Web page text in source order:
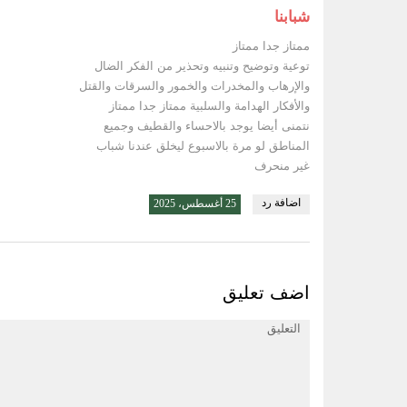
شبابنا
ممتاز جدا ممتاز
توعية وتوضيح وتنبيه وتحذير من الفكر الضال
والإرهاب والمخدرات والخمور والسرقات والقتل
والأفكار الهدامة والسلبية ممتاز جدا ممتاز
نتمنى أيضا يوجد بالاحساء والقطيف وجميع
المناطق لو مرة بالاسبوع ليخلق عندنا شباب
غير منحرف
اضافة رد 25 أغسطس، 2025
اضف تعليق